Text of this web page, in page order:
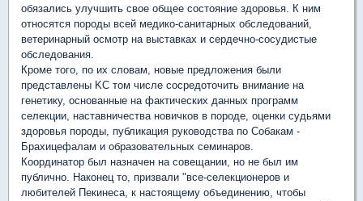
обязались улучшить свое общее состояние здоровья. К ним
относятся породы всей медико-санитарных обследований,
ветеринарный осмотр на выставках и сердечно-сосудистые
обследования.
Кроме того, по их словам, новые предложения были
представлены KC том числе сосредоточить внимание на
генетику, основанные на фактических данных программ
селекции, наставничества новичков в породе, оценки судьями
здоровья породы, публикация руководства по Собакам -
Брахицефалам и образовательных семинаров.
Координатор был назначен на совещании, но не был им
публично. Наконец то, призвали "все-селекционеров и
любителей Пекинеса, к настоящему объединению, чтобы